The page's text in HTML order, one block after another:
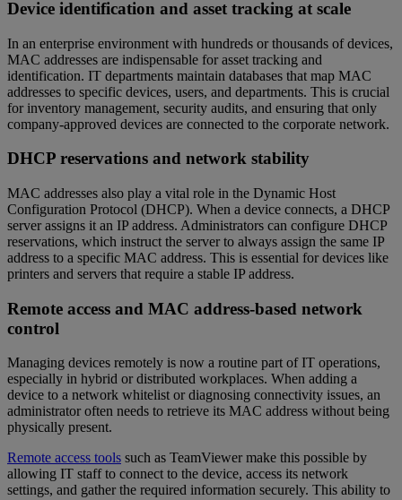
Device identification and asset tracking at scale
In an enterprise environment with hundreds or thousands of devices,
MAC addresses are indispensable for asset tracking and
identification. IT departments maintain databases that map MAC
addresses to specific devices, users, and departments. This is crucial
for inventory management, security audits, and ensuring that only
company-approved devices are connected to the corporate network.
DHCP reservations and network stability
MAC addresses also play a vital role in the Dynamic Host
Configuration Protocol (DHCP). When a device connects, a DHCP
server assigns it an IP address. Administrators can configure DHCP
reservations, which instruct the server to always assign the same IP
address to a specific MAC address. This is essential for devices like
printers and servers that require a stable IP address.
Remote access and MAC address-based network
control
Managing devices remotely is now a routine part of IT operations,
especially in hybrid or distributed workplaces. When adding a
device to a network whitelist or diagnosing connectivity issues, an
administrator often needs to retrieve its MAC address without being
physically present.
Remote access tools such as TeamViewer make this possible by
allowing IT staff to connect to the device, access its network
settings, and gather the required information securely. This ability to